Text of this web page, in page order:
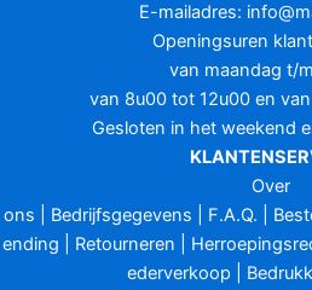
E-mailadres:
Openingsuren
van maandag t/
van 8u00 tot 12u00 en
Gesloten in het weekend
Over
ons
Bedrijfsgegevens F.A.Q.
ending
Retourneren
ederverkoop